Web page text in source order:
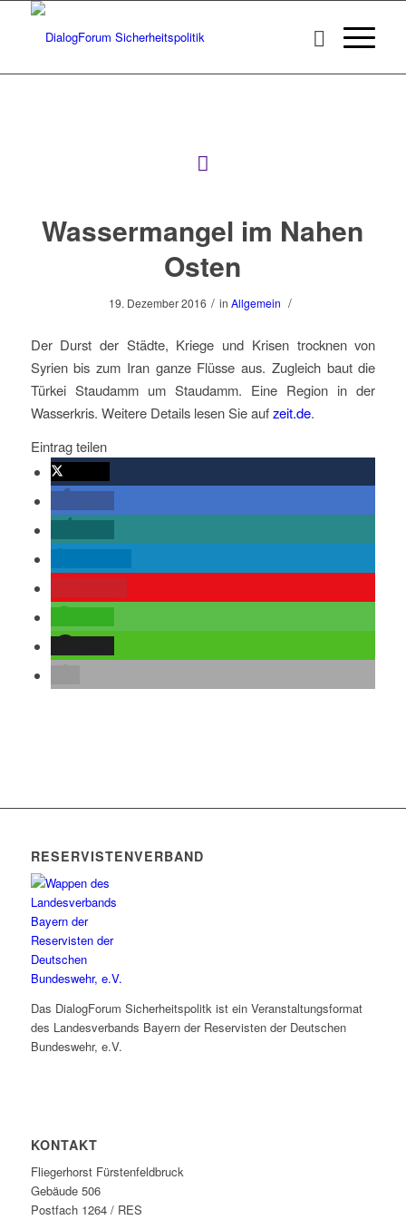
Wassermangel im Nahen
Osten
19. Dezember 2016 / inAllgemein /
Der Durst der Städte, Kriege und Krisen trocknen von
Syrien bis zum Iran ganze Flüsse aus. Zugleich baut die
Türkei Staudamm um Staudamm. Eine Region in der
Wasserkris. Weitere Details lesen Sie aufzeit.de.
Eintrag teilen
RESERVISTENVERBAND
Das DialogForum Sicherheitspolitk ist ein Veranstaltungsformat
des Landesverbands Bayern der Reservisten der Deutschen
Bundeswehr, e.V.
KONTAKT
Fliegerhorst Fürstenfeldbruck
Gebäude 506
Postfach 1264 / RES